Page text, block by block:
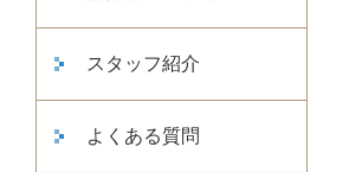
スタッフ紹介
よくある質問